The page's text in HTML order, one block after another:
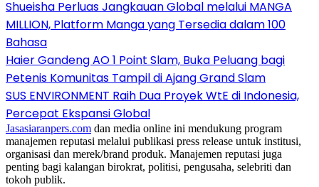
Shueisha Perluas Jangkauan Global melalui MANGA
MILLION, Platform Manga yang Tersedia dalam 100
Bahasa
Haier Gandeng AO 1 Point Slam, Buka Peluang bagi
Petenis Komunitas Tampil di Ajang Grand Slam
SUS ENVIRONMENT Raih Dua Proyek WtE di Indonesia,
Percepat Ekspansi Global
Jasasiaranpers.com dan media online ini mendukung program
manajemen reputasi melalui publikasi press release untuk institusi,
organisasi dan merek/brand produk. Manajemen reputasi juga
penting bagi kalangan birokrat, politisi, pengusaha, selebriti dan
tokoh publik.